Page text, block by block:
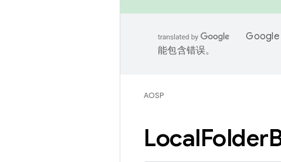
Google
能包含错误。
AOSP
LocalFolder